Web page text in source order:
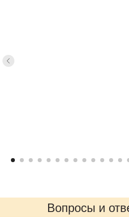
Вопросы и